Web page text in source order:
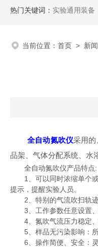
热门关键词： 实验通用装备
当前位置： 首页 > 新
全自动氮吹仪采用的
品架、气体分配系统、水
全自动氮吹仪产品特点:
1、可以同时浓缩单个或
提示，提醒实验人员。
2、特别的气流吹扫轨迹
3、工作参数任意设置、
4、氮吹气流压力稳定、
5、样品无污染影响：所
6、操作简便、安全：灵